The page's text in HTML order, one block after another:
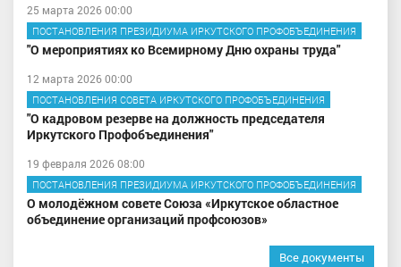
25 марта 2026 00:00
ПОСТАНОВЛЕНИЯ ПРЕЗИДИУМА ИРКУТСКОГО ПРОФОБЪЕДИНЕНИЯ
"О мероприятиях ко Всемирному Дню охраны труда"
12 марта 2026 00:00
ПОСТАНОВЛЕНИЯ СОВЕТА ИРКУТСКОГО ПРОФОБЪЕДИНЕНИЯ
"О кадровом резерве на должность председателя
Иркутского Профобъединения"
19 февраля 2026 08:00
ПОСТАНОВЛЕНИЯ ПРЕЗИДИУМА ИРКУТСКОГО ПРОФОБЪЕДИНЕНИЯ
О молодёжном совете Союза «Иркутское областное
объединение организаций профсоюзов»
Все документы